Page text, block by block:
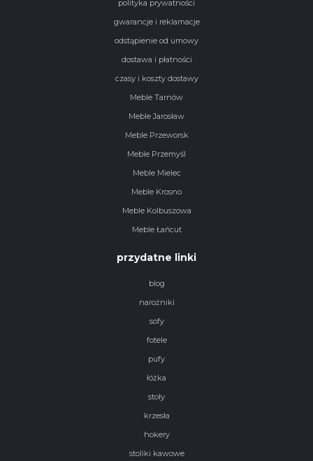
polityka prywatności
gwarancje i reklamacje
odstąpienie od umowy
dostawa i płatności
czasy i koszty dostawy
Meble Tarnów
Meble Jarosław
Meble Przeworsk
Meble Przemyśl
Meble Mielec
Meble Krosno
Meble Kolbuszowa
Meble Łańcut
przydatne linki
blog
narożniki
sofy
fotele
pufy
łóżka
stoły
krzesła
hokery
stoliki kawowe